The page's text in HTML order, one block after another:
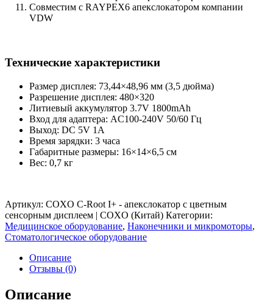
Совместим с RAYPEX6 апекслокатором компании
VDW
Технические характеристики
Размер дисплея: 73,44×48,96 мм (3,5 дюйма)
Разрешение дисплея: 480×320
Литиевый аккумулятор 3.7V 1800mAh
Вход для адаптера: AC100-240V 50/60 Гц
Выход: DC 5V 1A
Время зарядки: 3 часа
Габаритные размеры: 16×14×6,5 см
Вес: 0,7 кг
Артикул: COXO C-Root I+ - апекслокатор с цветным
сенсорным дисплеем | COXO (Китай) Категории:
Медицинское оборудование, Наконечники и микромоторы,
Стоматологическое оборудование
Описание
Отзывы (0)
Описание